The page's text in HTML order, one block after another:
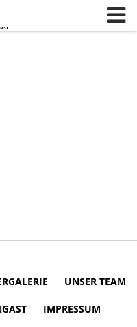
UNSER TEAM
IMPRESSUM